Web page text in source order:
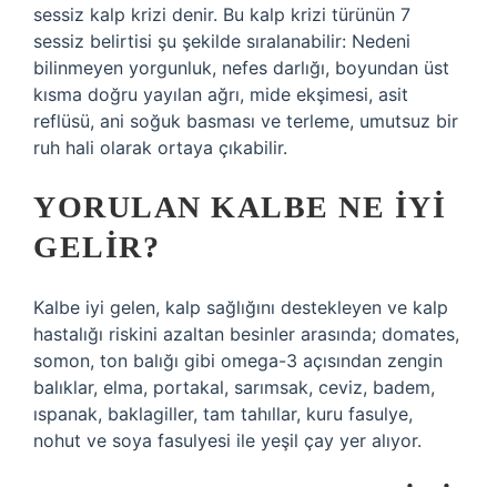
sessiz kalp krizi denir. Bu kalp krizi türünün 7
sessiz belirtisi şu şekilde sıralanabilir: Nedeni
bilinmeyen yorgunluk, nefes darlığı, boyundan üst
kısma doğru yayılan ağrı, mide ekşimesi, asit
reflüsü, ani soğuk basması ve terleme, umutsuz bir
ruh hali olarak ortaya çıkabilir.
YORULAN KALBE NE IYI
GELIR?
Kalbe iyi gelen, kalp sağlığını destekleyen ve kalp
hastalığı riskini azaltan besinler arasında; domates,
somon, ton balığı gibi omega-3 açısından zengin
balıklar, elma, portakal, sarımsak, ceviz, badem,
ıspanak, baklagiller, tam tahıllar, kuru fasulye,
nohut ve soya fasulyesi ile yeşil çay yer alıyor.